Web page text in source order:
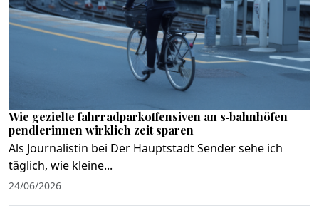
Wie gezielte fahrradparkoffensiven an s‑bahnhöfen
pendlerinnen wirklich zeit sparen
Als Journalistin bei Der Hauptstadt Sender sehe ich
täglich, wie kleine...
24/06/2026